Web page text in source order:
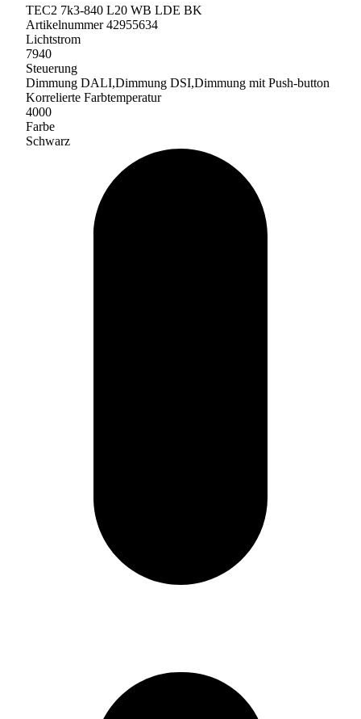
TEC2 7k3-840 L20 WB LDE BK
Artikelnummer 42955634
Lichtstrom
7940
Steuerung
Dimmung DALI,Dimmung DSI,Dimmung mit Push-button
Korrelierte Farbtemperatur
4000
Farbe
Schwarz